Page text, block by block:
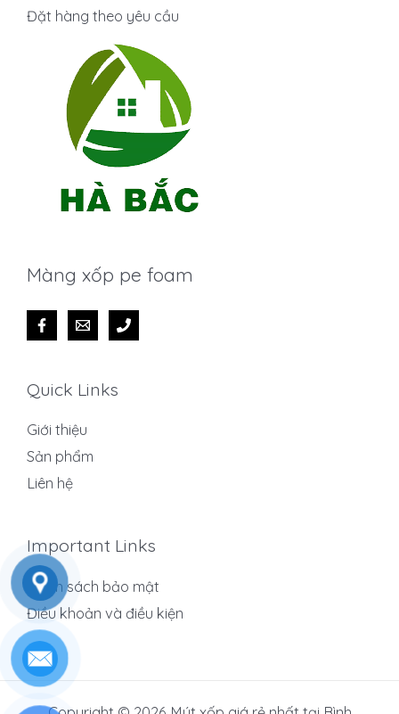
Đặt hàng theo yêu cầu
Màng xốp pe foam
Quick Links
Giới thiệu
Sản phẩm
Liên hệ
Important Links
Chính sách bảo mật
Điều khoản và điều kiện